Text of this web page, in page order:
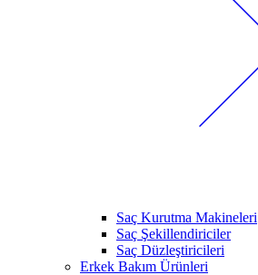
Saç Kurutma Makineleri
Saç Şekillendiriciler
Saç Düzleştiricileri
Erkek Bakım Ürünleri